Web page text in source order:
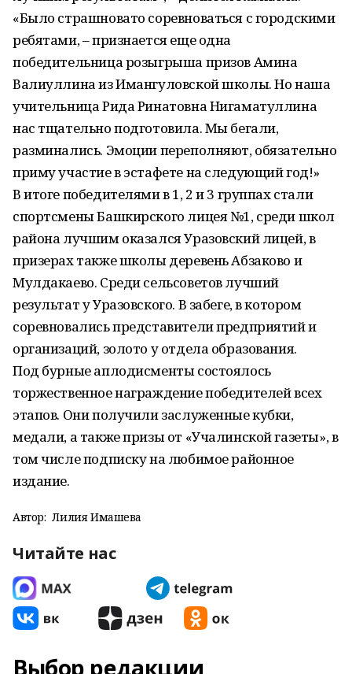
«Было страшновато соревноваться с городскими
ребятами, – признается еще одна
победительница розыгрыша призов Амина
Валиуллина из Имангуловской школы. Но наша
учительница Рида Ринатовна Нигаматуллина
нас тщательно подготовила. Мы бегали,
разминались. Эмоции переполняют, обязательно
приму участие в эстафете на следующий год!»
В итоге победителями в 1, 2 и 3 группах стали
спортсмены Башкирского лицея №1, среди школ
района лучшим оказался Уразовский лицей, в
призерах также школы деревень Абзаково и
Мулдакаево. Среди сельсоветов лучший
результат у Уразовского. В забеге, в котором
соревновались представители предприятий и
организаций, золото у отдела образования.
Под бурные аплодисменты состоялось
торжественное награждение победителей всех
этапов. Они получили заслуженные кубки,
медали, а также призы от «Учалинской газеты», в
том числе подписку на любимое районное
издание.
Автор: Лилия Имашева
Читайте нас
Выбор редакции